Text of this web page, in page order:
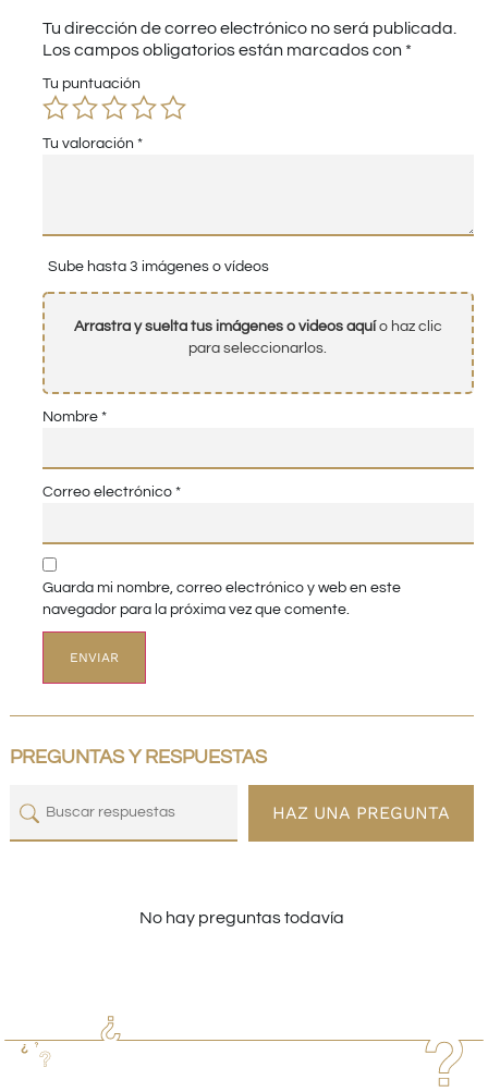
Tu dirección de correo electrónico no será publicada.
Los campos obligatorios están marcados con *
Tu puntuación
Tu valoración *
Sube hasta 3 imágenes o vídeos
Arrastra y suelta tus imágenes o videos aquío haz clic
para seleccionarlos.
Nombre *
Correo electrónico *
Guarda mi nombre, correo electrónico y web en este
navegador para la próxima vez que comente.
PREGUNTAS Y RESPUESTAS
HAZ UNA PREGUNTA
No hay preguntas todavía